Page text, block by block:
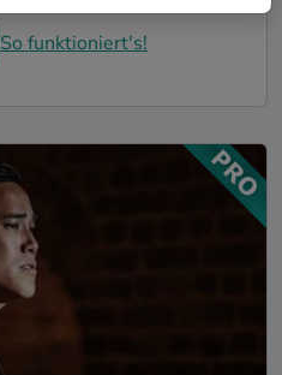
So funktioniert's!